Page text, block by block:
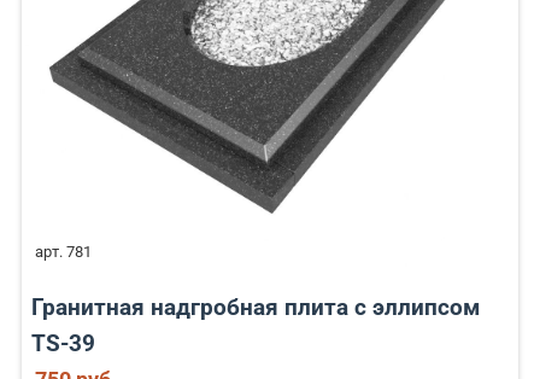
арт. 781
Гранитная надгробная плита с эллипсом
TS-39